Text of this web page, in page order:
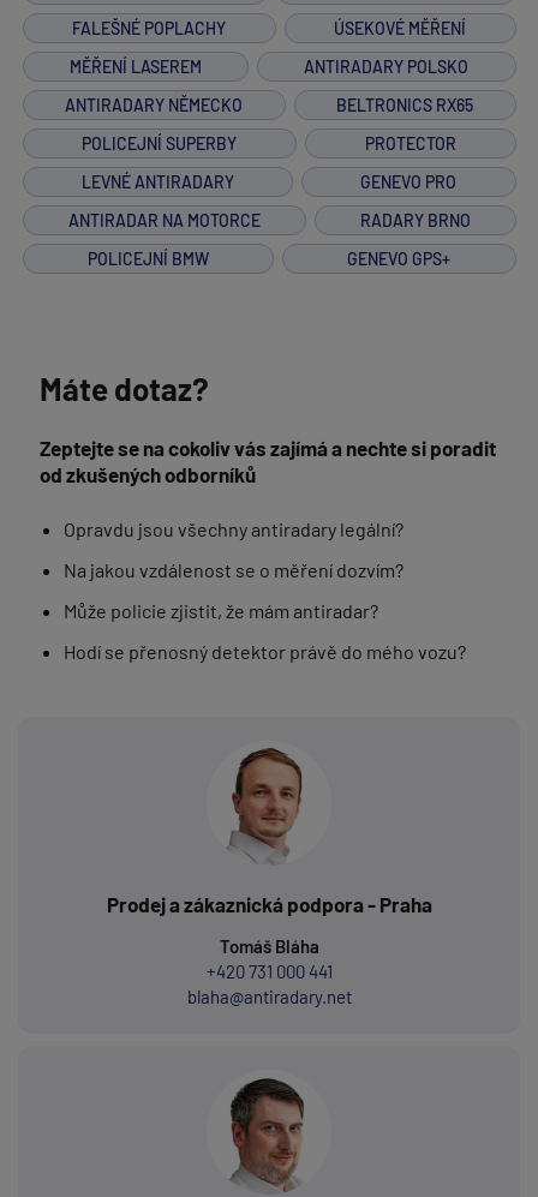
FALEŠNÉ POPLACHY
ÚSEKOVÉ MĚŘENÍ
MĚŘENÍ LASEREM
ANTIRADARY POLSKO
ANTIRADARY NĚMECKO
BELTRONICS RX65
POLICEJNÍ SUPERBY
PROTECTOR
LEVNÉ ANTIRADARY
GENEVO PRO
ANTIRADAR NA MOTORCE
RADARY BRNO
POLICEJNÍ BMW
GENEVO GPS+
Máte dotaz?
Zeptejte se na cokoliv vás zajímá a nechte si poradit
od zkušených odborníků
Opravdu jsou všechny antiradary legální?
Na jakou vzdálenost se o měření dozvím?
Může policie zjistit, že mám antiradar?
Hodí se přenosný detektor právě do mého vozu?
Prodej a zákaznická podpora - Praha
Tomáš Bláha
+420 731 000 441
blaha@antiradary.net